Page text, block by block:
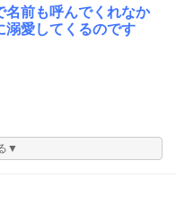
名前も呼んでくれなか
溺愛してくるのです
▼